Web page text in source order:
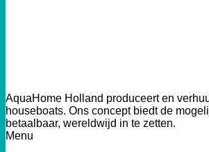
AquaHome Holland produceert en
houseboats. Ons concept biedt de
betaalbaar, wereldwijd in te zetten.
Menu